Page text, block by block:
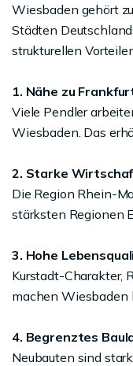
Wiesbaden gehört
Städten
strukturellen
1. Nähe zu
Viele Pendler
Wiesbaden. Das
2. Starke
Die Region Rhein-
stärksten Regionen
3. Hohe
Kurstadt-Charakter,
machen Wiesbaden
4. Begrenztes
Neubauten sind